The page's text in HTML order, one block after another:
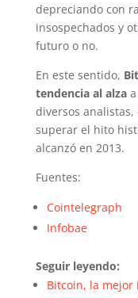
depreciando con
insospechados y
futuro o no.
En este sentido,
tendencia al alzaa
diversos
superar el hito
alcanzó en 2013.
Fuentes:
Cointelegraph
Infobae
Seguir leyendo:
Bitcoin, la mejor